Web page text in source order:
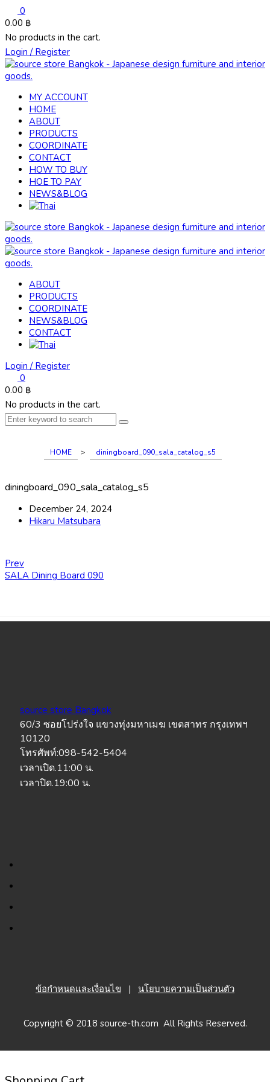
0
0.00 ฿
No products in the cart.
Login / Register
MY ACCOUNT
HOME
ABOUT
PRODUCTS
COORDINATE
CONTACT
HOW TO BUY
HOE TO PAY
NEWS&BLOG
ABOUT
PRODUCTS
COORDINATE
NEWS&BLOG
CONTACT
Login / Register
0
0.00 ฿
No products in the cart.
HOME > diningboard_090_sala_catalog_s5
diningboard_090_sala_catalog_s5
December 24, 2024
Hikaru Matsubara
Prev
SALA Dining Board 090
source store Bangkok
60/3 ซอยโปร่งใจ แขวงทุ่งมหาเมฆ เขตสาทร กรุงเทพฯ
10120
โทรศัพท์:098-542-5404
เวลาเปิด.11:00 น.
เวลาปิด.19:00 น.
ข้อกำหนดและเงื่อนไข | นโยบายความเป็นส่วนตัว
Copyright © 2018 source-th.com All Rights Reserved.